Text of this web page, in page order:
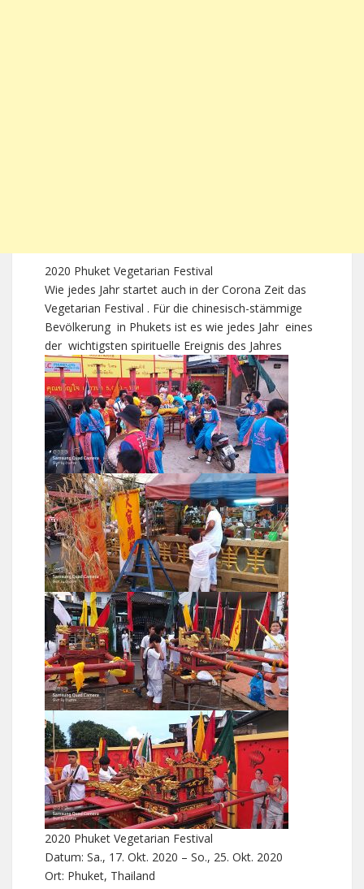
2020 Phuket Vegetarian Festival
Wie jedes Jahr startet auch in der Corona Zeit das
Vegetarian Festival . Für die chinesisch-stämmige
Bevölkerung in Phukets ist es wie jedes Jahr eines
der wichtigsten spirituelle Ereignis des Jahres
2020 Phuket Vegetarian Festival
Datum: Sa., 17. Okt. 2020 – So., 25. Okt. 2020
Ort: Phuket, Thailand